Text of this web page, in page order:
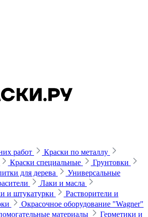
работ
Краски по металлу
Краски специальные
Грунтовки
для дерева
Универсальные
Лаки и масла
и штукатурки
Растворители и
Окрасочное оборудование "Wagner"
материалы
Герметики и